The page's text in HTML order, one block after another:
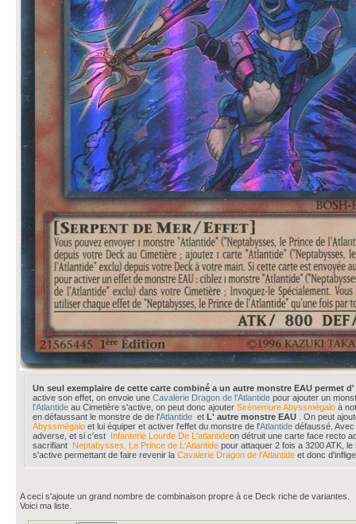
Un seul exemplaire de cette carte combiné a un autre monstre EAU permet
active son effet, on envoie une Cavalerie Dragon de l'Atlantide pour ajouter un
l'Atlantide au Cimetière s'active, on peut donc ajouter Sirènemure Abyssmégalo à
en défaussant le monstre de de l'Atlantide et L' autre monstre EAU
. On peut
Abyssmégalo et lui équiper et activer l'effet du monstre de l'Atlantide défaussé. Avec
adverse, et si c'est Infanterie Lourde De L'atlantideon détruit une carte face recto
sacrifiant Neptabysses, Le Prince de L'Atlantide pour attaquer 2 fois a 3200 ATK,
s'active permettant de faire revenir la Cavalerie Dragon de l'Atlantide et donc
A ceci s'ajoute un grand nombre de combinaison propre à ce Deck riche de variantes.
Voici ma liste.